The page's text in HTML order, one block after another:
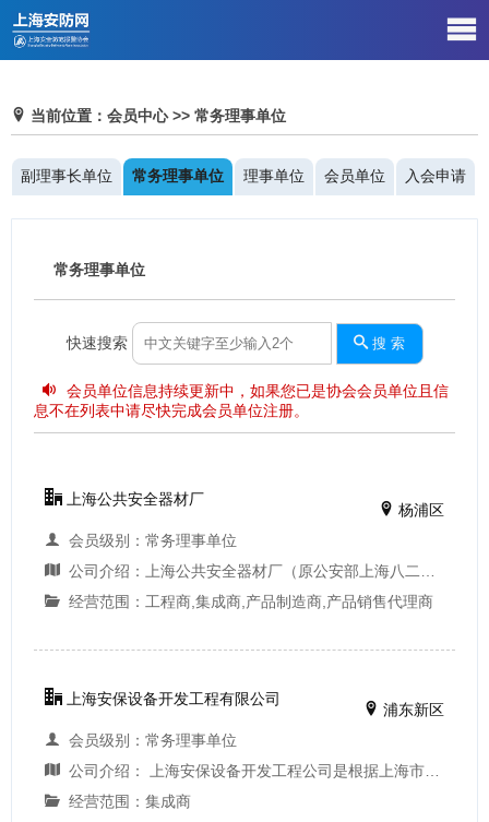
当前位置：会员中心 >> 常务理事单位
副理事长单位 常务理事单位 理事单位 会员单位 入会申请
常务理事单位
快速搜索 搜 索
会员单位信息持续更新中，如果您已是协会会员单位且信
息不在列表中请尽快完成会员单位注册。
上海公共安全器材厂
杨浦区
会员级别：常务理事单位
公司介绍：上海公共安全器材厂（原公安部上海八二二厂）始建于1960年11月（前直属航天部，后归属公安部），厂区面积70余亩，固定资产4千余万元，在50多年的发展中，为中国的航天事业和社会公共安全事业提供了许多优良的装备，为航天和公共安全事业做出了巨大...
经营范围：工程商,集成商,产品制造商,产品销售代理商
上海安保设备开发工程有限公司
浦东新区
会员级别：常务理事单位
公司介绍： 上海安保设备开发工程公司是根据上海市人民政府《关于在涉外建设项目中建立必要的保安设施的通知》（沪府发[85]14号）、上海市人民政府办公厅《关于成立上海安保设备开发工程公司的通知》（沪府办[1985]56号）、上海市建设委员会《关于成立上海市...
经营范围：集成商